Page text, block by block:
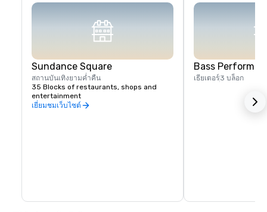
Sundance Square
สถานบันเทิงยามค่ำคืน
35 Blocks of restaurants, shops and
entertainment
เยี่ยมชมเว็บไซต์
Bass
เธียเตอร์3 บล็อก